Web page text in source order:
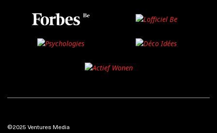
©2025 Ventures Media